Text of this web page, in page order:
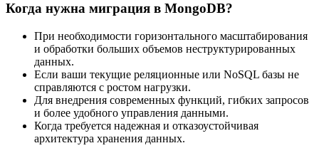
Когда нужна миграция в MongoDB?
При необходимости горизонтального масштабирования
и обработки больших объемов неструктурированных
данных.
Если ваши текущие реляционные или NoSQL базы не
справляются с ростом нагрузки.
Для внедрения современных функций, гибких запросов
и более удобного управления данными.
Когда требуется надежная и отказоустойчивая
архитектура хранения данных.